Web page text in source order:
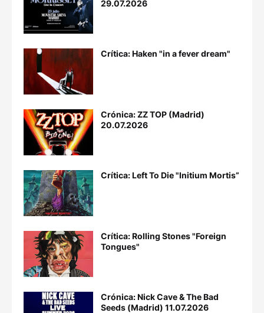
29.07.2026
Crítica: Haken "in a fever dream"
Crónica: ZZ TOP (Madrid)
20.07.2026
Crítica: Left To Die "Initium Mortis”
Crítica: Rolling Stones "Foreign
Tongues"
Crónica: Nick Cave & The Bad
Seeds (Madrid) 11.07.2026